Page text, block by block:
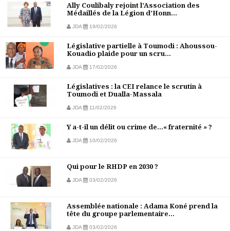
Ally Coulibaly rejoint l’Association des
Médaillés de la Légion d’Honn...
JDA 19/02/2026
Législative partielle à Toumodi : Ahoussou-
Kouadio plaide pour un scru...
JDA 17/02/2026
Législatives : la CEI relance le scrutin à
Toumodi et Dualla-Massala
JDA 11/02/2026
Y a-t-il un délit ou crime de…« fraternité » ?
JDA 10/02/2026
Qui pour le RHDP en 2030 ?
JDA 03/02/2026
Assemblée nationale : Adama Koné prend la
tête du groupe parlementaire...
JDA 03/02/2026